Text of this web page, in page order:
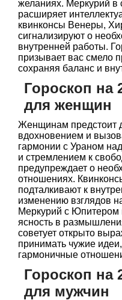
желаниях. Меркурий в
расширяет
квинконсы Венеры,
сигнализируют о
внутренней работы.
призывает вас смело
сохраняя баланс и
Гороскоп на
для женщин
Женщинам предстоит
вдохновением и
гармонии с Ураном
и стремлением к
предупреждает о
отношениях.
подталкивают к
изменению взглядов
Меркурий с Юпитером
ясность в
советует открыто
принимать чужие
гармоничные
Гороскоп на
для мужчин